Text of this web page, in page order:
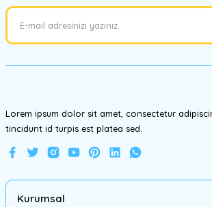
Ürün bilgilerinde hatalar bulunuyor.
Lorem ipsum dolor sit amet, consectetur
tincidunt id turpis est platea sed.
Kurumsal